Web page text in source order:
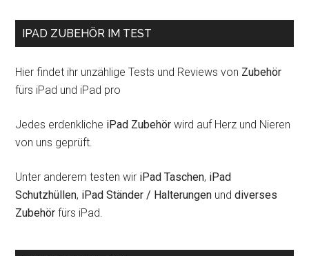
IPAD ZUBEHÖR IM TEST
Hier findet ihr unzählige Tests und Reviews von Zubehör
fürs iPad und iPad pro
Jedes erdenkliche iPad Zubehör wird auf Herz und Nieren
von uns geprüft.
Unter anderem testen wir iPad Taschen, iPad
Schutzhüllen, iPad Ständer / Halterungen unddiverses
Zubehör fürs iPad.